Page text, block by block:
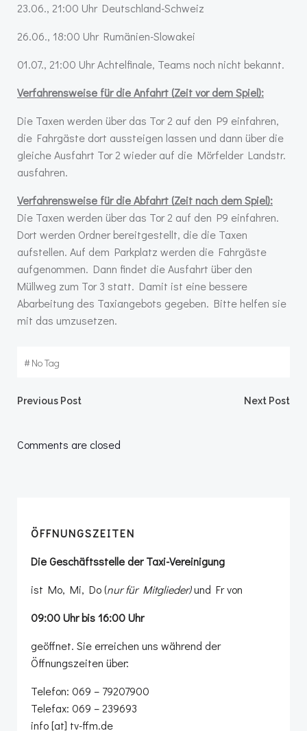
23.06., 21:00 Uhr Deutschland-Schweiz
26.06., 18:00 Uhr Rumänien-Slowakei
01.07., 21:00 Uhr Achtelfinale, Teams noch nicht bekannt.
Verfahrensweise für die Anfahrt (Zeit vor dem Spiel):
Die Taxen werden über das Tor 2 auf den P9 einfahren,
die Fahrgäste dort aussteigen lassen und dann über die
gleiche Ausfahrt Tor 2 wieder auf die Mörfelder Landstr.
ausfahren.
Verfahrensweise für die Abfahrt (Zeit nach dem Spiel):
Die Taxen werden über das Tor 2 auf den P9 einfahren.
Dort werden Ordner bereitgestellt, die die Taxen
aufstellen. Auf dem Parkplatz werden die Fahrgäste
aufgenommen. Dann findet die Ausfahrt über den
Müllweg zum Tor 3 statt. Damit ist eine bessere
Abarbeitung des Taxiangebots gegeben. Bitte helfen sie
mit das umzusetzen.
#No Tag
Post
navigation
Previous Post Next Post
Comments are closed
ÖFFNUNGSZEITEN
Die Geschäftsstelle der Taxi-Vereinigung
ist Mo, Mi, Do (nur für Mitglieder)und Fr von
09:00 Uhr bis 16:00 Uhr
geöffnet. Sie erreichen uns während der
Öffnungszeiten über:
Telefon: 069 – 79207900
Telefax: 069 – 239693
info [at] tv-ffm.de